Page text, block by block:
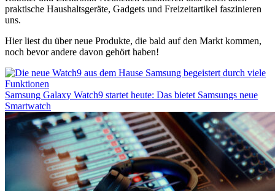
praktische Haushaltsgeräte, Gadgets und Freizeitartikel faszinieren
uns.
Hier liest du über neue Produkte, die bald auf den Markt kommen,
noch bevor andere davon gehört haben!
Samsung Galaxy Watch9 startet heute: Das bietet Samsungs neue
Smartwatch